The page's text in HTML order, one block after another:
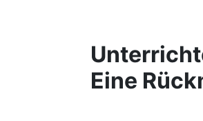
Eine